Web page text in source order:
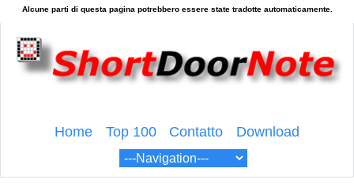
Home Top 100 Contatto Download